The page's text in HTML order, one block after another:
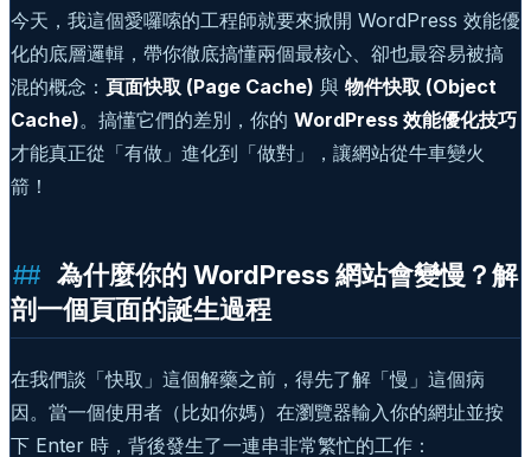
今天，我這個愛囉嗦的工程師就要來掀開 WordPress 效能優
化的底層邏輯，帶你徹底搞懂兩個最核心、卻也最容易被搞
混的概念： 頁面快取 (Page Cache) 與 物件快取 (Object
Cache)。搞懂它們的差別，你的 WordPress 效能優化技巧
才能真正從「有做」進化到「做對」，讓網站從牛車變火
箭！
為什麼你的 WordPress 網站會變慢？解
剖一個頁面的誕生過程
在我們談「快取」這個解藥之前，得先了解「慢」這個病
因。當一個使用者（比如你媽）在瀏覽器輸入你的網址並按
下 Enter 時，背後發生了一連串非常繁忙的工作：